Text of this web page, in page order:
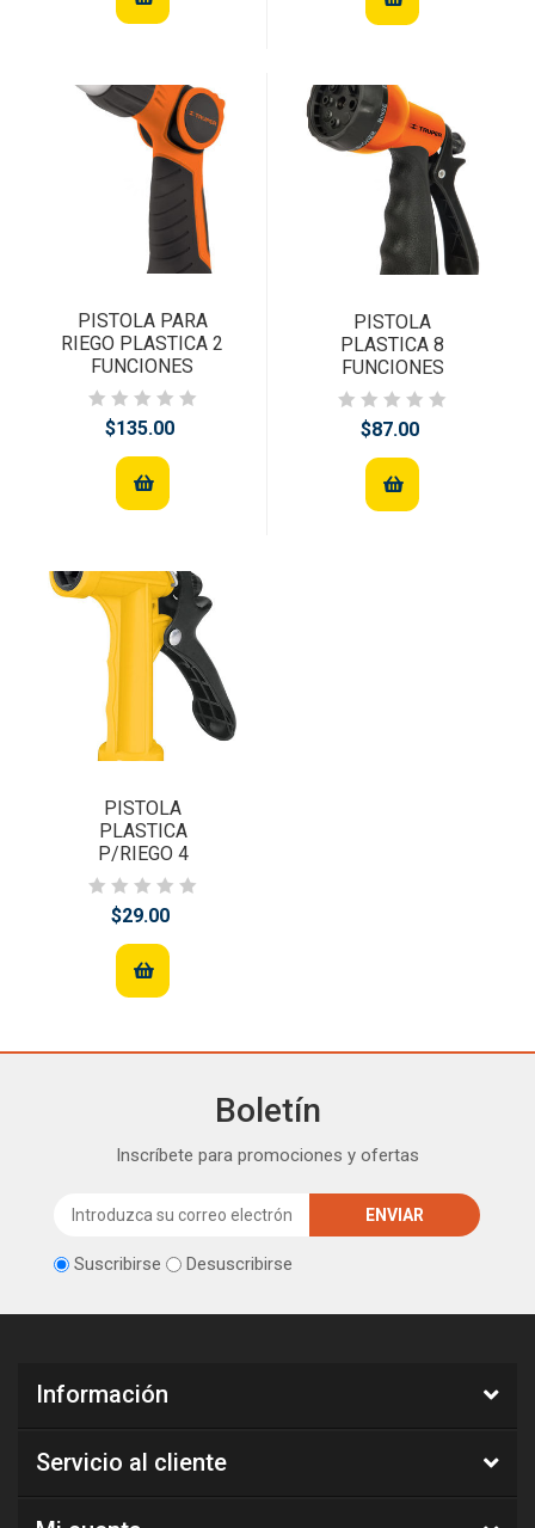
PISTOLA PARA
RIEGO PLASTICA 2
FUNCIONES
$135.00
PISTOLA
PLASTICA 8
FUNCIONES
$87.00
PISTOLA
PLASTICA
P/RIEGO 4
$29.00
Boletín
Inscríbete para promociones y ofertas
Suscribirse Desuscribirse
Información
Servicio al cliente